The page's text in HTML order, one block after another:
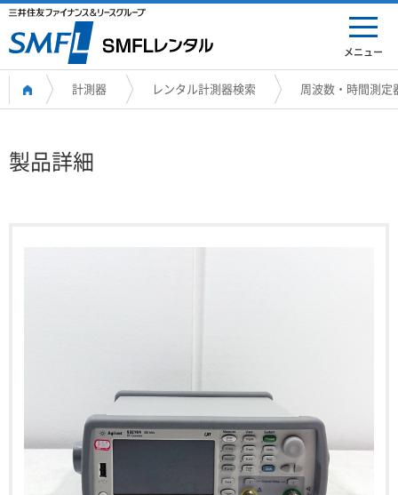
メニュー
計測器 レンタル計測器検索 周波数・時間測定
製品詳細